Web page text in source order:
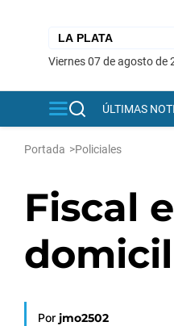
viernes 07 de agosto de
ÚLTIMAS
Portada >Policiales
Fiscal
Por jmo2502